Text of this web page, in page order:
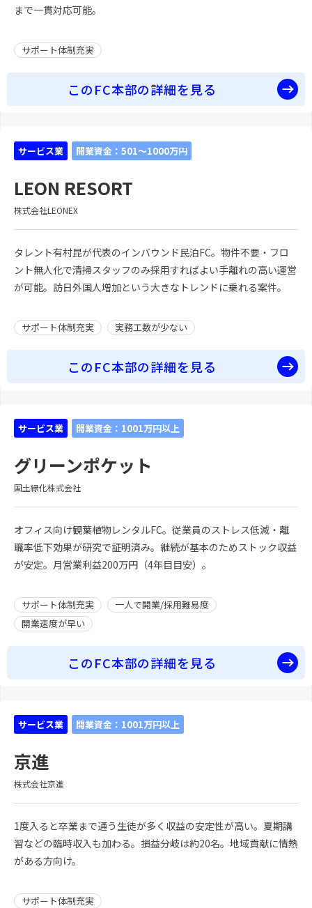
まで一貫対応可能。
サポート体制充実
このFC本部の詳細を見る
サービス業 開業資金：501～1000万円
LEON RESORT
株式会社LEONEX
タレント有村昆が代表のインバウンド民泊FC。物件不要・フロ
ント無人化で清掃スタッフのみ採用すればよい手離れの高い運営
が可能。訪日外国人増加という大きなトレンドに乗れる案件。
サポート体制充実 実務工数が少ない
このFC本部の詳細を見る
サービス業 開業資金：1001万円以上
グリーンポケット
国土緑化株式会社
オフィス向け観葉植物レンタルFC。従業員のストレス低減・離
職率低下効果が研究で証明済み。継続が基本のためストック収益
が安定。月営業利益200万円（4年目目安）。
サポート体制充実
一人で開業/採用難易度
開業速度が早い
このFC本部の詳細を見る
サービス業 開業資金：1001万円以上
京進
株式会社京進
1度入ると卒業まで通う生徒が多く収益の安定性が高い。夏期講
習などの臨時収入も加わる。損益分岐は約20名。地域貢献に情熱
がある方向け。
サポート体制充実